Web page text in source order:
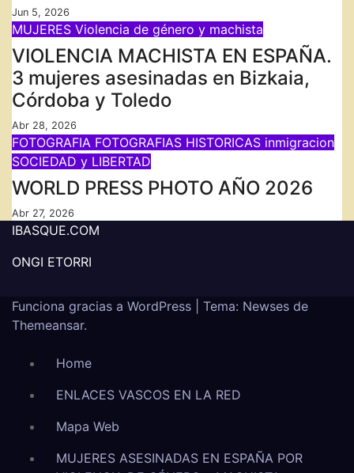
Jun 5, 2026
MUJERES Violencia de género y machista
VIOLENCIA MACHISTA EN ESPAÑA.
3 mujeres asesinadas en Bizkaia,
Córdoba y Toledo
Abr 28, 2026
FOTOGRAFIA FOTOGRAFIAS HISTORICAS inmigracion
SOCIEDAD y LIBERTAD
WORLD PRESS PHOTO AÑO 2026
Abr 27, 2026
IBASQUE.COM
ONGI ETORRI
Funciona gracias a WordPress
Tema: Newses de
Themeansar.
Home
ENLACES VASCOS EN LA RED
Mapa Web
MUJERES ASESINADAS EN ESPAÑA POR